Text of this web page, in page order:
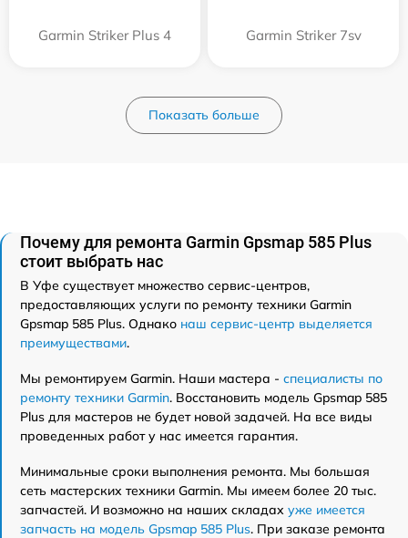
Garmin Striker Plus 4 Garmin Striker 7sv
Показать больше
Почему для ремонта Garmin Gpsmap 585 Plus
стоит выбрать нас
В Уфе существует множество сервис-центров,
предоставляющих услуги по ремонту техники Garmin
Gpsmap 585 Plus. Однако наш сервис-центр выделяется
преимуществами.
Мы ремонтируем Garmin. Наши мастера - специалисты по
ремонту техники Garmin. Восстановить модель Gpsmap 585
Plus для мастеров не будет новой задачей. На все виды
проведенных работ у нас имеется гарантия.
Минимальные сроки выполнения ремонта. Мы большая
сеть мастерских техники Garmin. Мы имеем более 20 тыс.
запчастей. И возможно на наших складах уже имеется
запчасть на модель Gpsmap 585 Plus. При заказе ремонта